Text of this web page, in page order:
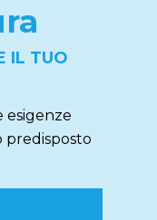
IL TUO
esigenze
predisposto